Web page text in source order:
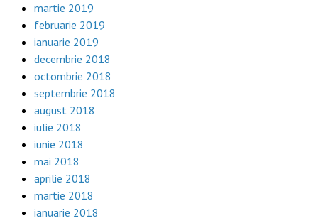
martie 2019
februarie 2019
ianuarie 2019
decembrie 2018
octombrie 2018
septembrie 2018
august 2018
iulie 2018
iunie 2018
mai 2018
aprilie 2018
martie 2018
ianuarie 2018